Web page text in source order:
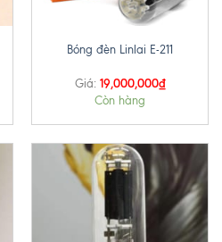
Bóng đèn Linlai E-211
Giá: 19,000,000₫
Còn hàng